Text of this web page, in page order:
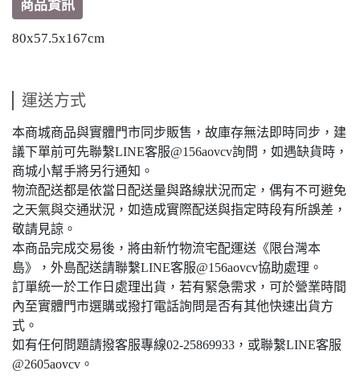
商品資訊
80x57.5x167cm
運送方式
本商城商品與實體門市同步販售，故庫存無法即時同步，建
議下單前可先聯繫LINE客服@156aovcv詢問，如遇缺貨時，
商城小幫手將另行通知。
物流配送都是依當日配送量與路線狀況而定，偶有不可避免
之天氣與交通狀況，如造成實際配送與指定時段有所誤差，
敬請見諒。
本商品完成交易後，將由新竹物流宅配運送《限台灣本
島》，外島配送請聯繫LINE客服@156aovcv協助處理。
訂單統一於工作日處理出貨，若有緊急需求，可於營業時間
內至實體門市選購或撥打電話詢問是否有其他快速出貨方
式。
如有任何問題請撥客服專線02-25869933，或聯繫LINE客服
@2605aovcv。